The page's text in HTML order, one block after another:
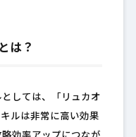
は？
しては、「リュカオ
ルは非常に高い効果